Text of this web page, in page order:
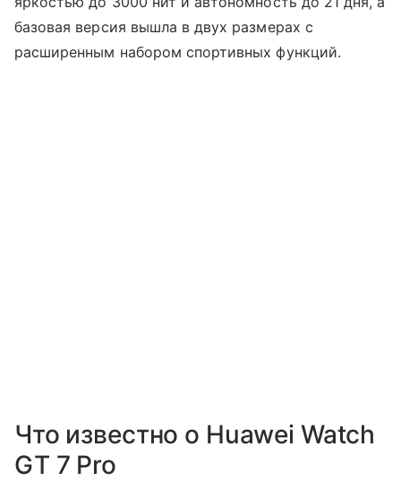
базовая версия вышла в двух размерах с
расширенным набором спортивных функций.
Что известно о Huawei Watch
GT 7 Pro